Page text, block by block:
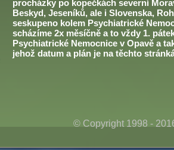
procházky po kopečkách severní
Beskyd, Jeseníků, ale i Slovenska,
seskupeno kolem Psychiatrické
scházíme 2x měsíčně a to vždy 1.
Psychiatrické Nemocnice v Opavě a
jehož datum a plán je na těchto
© Copyright 1998 -